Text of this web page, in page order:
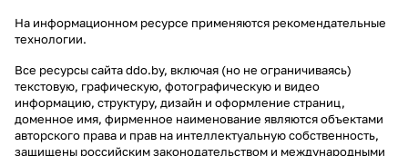
На информационном ресурсе применяются рекомендательные
технологии.
Все ресурсы сайта ddo.by, включая (но не ограничиваясь)
текстовую, графическую, фотографическую и видео
информацию, структуру, дизайн и оформление страниц,
доменное имя, фирменное наименование являются объектами
авторского права и прав на интеллектуальную собственность,
защищены российским законодательством и международными